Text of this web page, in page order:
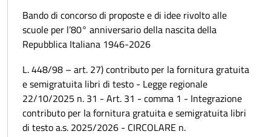
Bando di concorso di proposte e di idee rivolto alle
scuole per l’80° anniversario della nascita della
Repubblica Italiana 1946-2026
L. 448/98 – art. 27) contributo per la fornitura gratuita
e semigratuita libri di testo - Legge regionale
22/10/2025 n. 31 - Art. 31 - comma 1 - Integrazione
contributo per la fornitura gratuita e semigratuita libri
di testo a.s. 2025/2026 - CIRCOLARE n.